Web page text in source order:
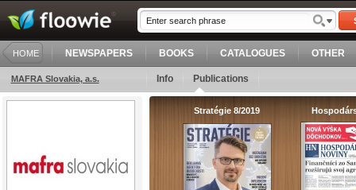
HOME NEWSPAPERS BOOKS CATALOGUES OTHER
MAFRA Slovakia, a.s. Info Publications
Stratégie 8/2019